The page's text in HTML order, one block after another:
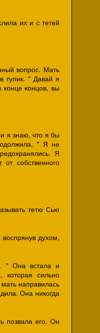
их и с тетей
вопрос. Мать
тупик. " Давай я
концов, вы
я знаю, что я бы
" Я не
Я
собственного
тетю Сью
духом,
" Она встала и
которая сильно
направилась
Она никогда
позвала его. Он